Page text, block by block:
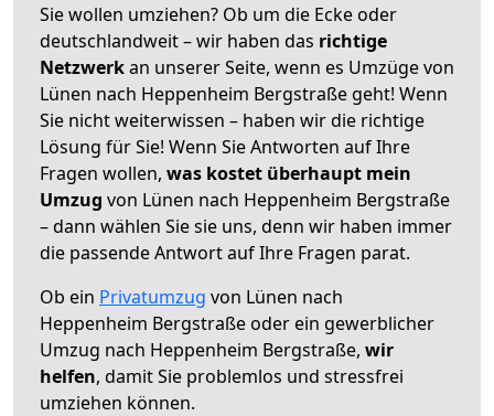
Sie wollen umziehen? Ob um die Ecke oder
deutschlandweit – wir haben das richtige
Netzwerkan unserer Seite, wenn es Umzüge von
Lünen nach Heppenheim Bergstraße geht! Wenn
Sie nicht weiterwissen – haben wir die richtige
Lösung für Sie! Wenn Sie Antworten auf Ihre
Fragen wollen, was kostet überhaupt mein
Umzug von Lünen nach Heppenheim Bergstraße
– dann wählen Sie sie uns, denn wir haben immer
die passende Antwort auf Ihre Fragen parat.
Ob ein Privatumzug von Lünen nach
Heppenheim Bergstraße oder ein gewerblicher
Umzug nach Heppenheim Bergstraße, wir
helfen, damit Sie problemlos und stressfrei
umziehen können.